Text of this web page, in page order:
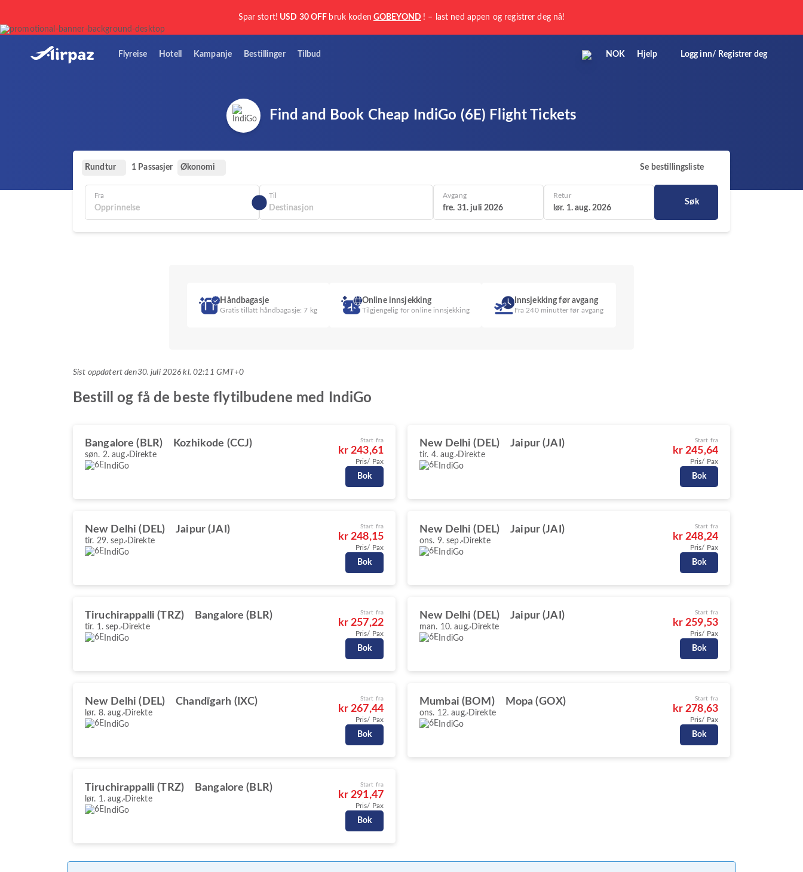
Spar stort! USD 30 OFF bruk koden GOBEYOND ! – last ned appen og registrer deg nå!
Flyreise Hotell Kampanje Bestillinger Tilbud NOK Hjelp Logg inn/ Registrer deg
Find and Book Cheap IndiGo (6E) Flight Tickets
Rundtur 1 Passasjer Økonomi Se bestillingsliste
Fra Til Avgang
fre. 31. juli 2026
Retur
lør. 1. aug. 2026
Søk
Håndbagasje
Gratis tillatt håndbagasje: 7 kg
Online innsjekking
Tilgjengelig for online innsjekking
Innsjekking før avgang
Fra 240 minutter før avgang
Sist oppdatert den30. juli 2026 kl. 02:11 GMT+0
Bestill og få de beste flytilbudene med IndiGo
Bangalore (BLR) Kozhikode (CCJ)
søn. 2. aug. Direkte
IndiGo
Start fra
kr 243,61
Pris/ Pax
Bok
New Delhi (DEL) Jaipur (JAI)
tir. 4. aug. Direkte
IndiGo
Start fra
kr 245,64
Pris/ Pax
Bok
New Delhi (DEL) Jaipur (JAI)
tir. 29. sep. Direkte
IndiGo
Start fra
kr 248,15
Pris/ Pax
Bok
New Delhi (DEL) Jaipur (JAI)
ons. 9. sep. Direkte
IndiGo
Start fra
kr 248,24
Pris/ Pax
Bok
Tiruchirappalli (TRZ) Bangalore (BLR)
tir. 1. sep. Direkte
IndiGo
Start fra
kr 257,22
Pris/ Pax
Bok
New Delhi (DEL) Jaipur (JAI)
man. 10. aug. Direkte
IndiGo
Start fra
kr 259,53
Pris/ Pax
Bok
New Delhi (DEL) Chandīgarh (IXC)
lør. 8. aug. Direkte
IndiGo
Start fra
kr 267,44
Pris/ Pax
Bok
Mumbai (BOM) Mopa (GOX)
ons. 12. aug. Direkte
IndiGo
Start fra
kr 278,63
Pris/ Pax
Bok
Tiruchirappalli (TRZ) Bangalore (BLR)
lør. 1. aug. Direkte
IndiGo
Start fra
kr 291,47
Pris/ Pax
Bok